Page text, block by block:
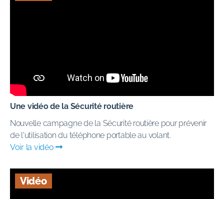
Une vidéo de la Sécurité routière
Nouvelle campagne de la Sécurité routière pour prévenir
de l'utilisation du téléphone portable au volant.
Voir la vidéo
Vidéo